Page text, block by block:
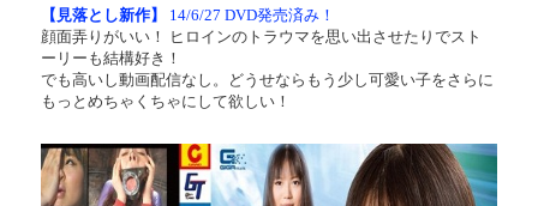
ョ
ン
【見落とし新作】
14/6/27 DVD発売済み！
顔面弄りがいい！ ヒロインのトラウマを思い出させたりでスト
ーリーも結構好き！
でも高いし動画配信なし。どうせならもう少し可愛い子をさらに
もっとめちゃくちゃにして欲しい！